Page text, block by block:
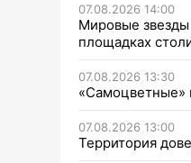
07.08.2026 14:00
Мировые звезды
площадках
07.08.2026 13:30
«Самоцветные»
07.08.2026 13:00
Территория